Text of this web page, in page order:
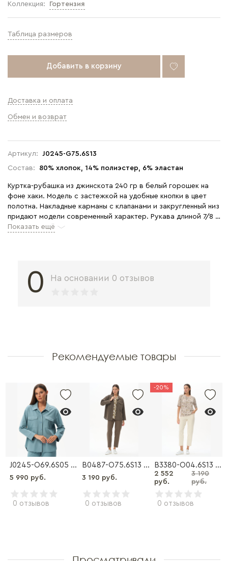
Артикул:
J0245-G75.6S13
Состав:
80% хлопок, 14% полиэстер, 6% эластан
Куртка-рубашка из джинскота 240 гр в белый горошек на
фоне хаки. Модель с застежкой на удобные кнопки в цвет
полотна. Накладные карманы с клапанами и закругленный низ
придают модели современный характер. Рукава длиной 7/8 с
отворачивающимися манжетами. Комфортное решение для
Показать ещё
Коллекция: Гортензия
Таблица размеров
Добавить в корзину
Доставка и оплата
Обмен и возврат
0 На основании 0 отзывов
Рекомендуемые товары
J0245-O69.6S05 Куртка
5 990 руб.
0 отзывов
B0487-O75.6S13 Брюки
3 190 руб.
0 отзывов
-20%
B3380-O04.6S13 Брюки
2 552
руб.
3 190
руб.
0 отзывов